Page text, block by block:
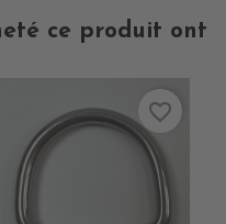
ce produit ont
favorite_border